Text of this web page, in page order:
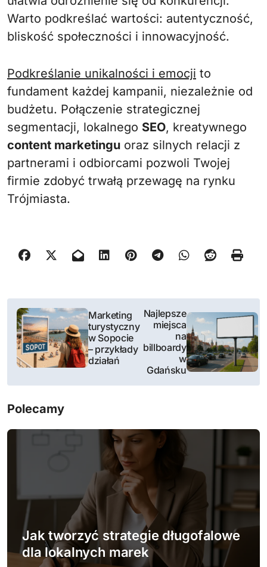
Warto podkreślać wartości: autentyczność,
bliskość społeczności i innowacyjność.
Podkreślanie unikalności i emocji to
fundament każdej kampanii, niezależnie od
budżetu. Połączenie strategicznej
segmentacji, lokalnego SEO, kreatywnego
content marketingu oraz silnych relacji z
partnerami i odbiorcami pozwoli Twojej
firmie zdobyć trwałą przewagę na rynku
Trójmiasta.
N
w
i
g
a
p
Marketing
turystyczny
w Sopocie
– przykłady
działań
Najlepsze
miejsca
na
billboardy
w
Gdańsku
Polecamy
Jak tworzyć strategie długofalowe
dla lokalnych marek